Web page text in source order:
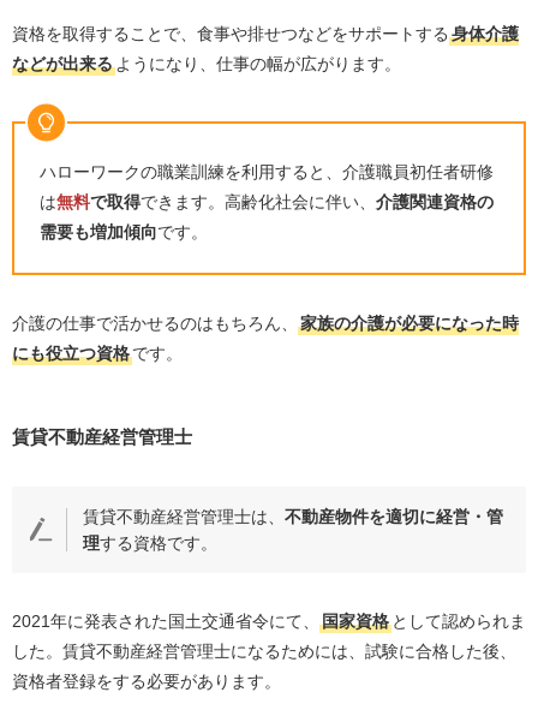
資格を取得することで、食事や排せつなどをサポートする 身体介護
などが出来るようになり、仕事の幅が広がります。
ハローワークの職業訓練を利用すると、介護職員初任者研修
は無料で取得できます。高齢化社会に伴い、 介護関連資格の
需要も増加傾向です。
介護の仕事で活かせるのはもちろん、
家族の介護が必要になった時
にも役立つ資格です。
賃貸不動産経営管理士
賃貸不動産経営管理士は、不動産物件を適切に経営・管
理する資格です。
2021年に発表された国土交通省令にて、 国家資格として認められま
した。賃貸不動産経営管理士になるためには、試験に合格した後、
資格者登録をする必要があります。